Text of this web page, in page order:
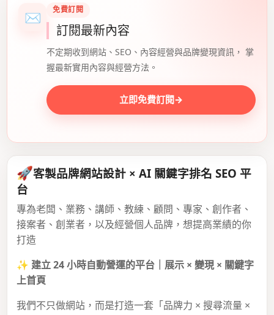
✉ 免費訂閱
訂閱最新內容
不定期收到網站、SEO、內容經營與品牌變現資訊， 掌
握最新實用內容與經營方法。
立即免費訂閱→
🚀客製品牌網站設計 × AI 關鍵字排名 SEO 平
台
專為老闆、業務、講師、教練、顧問、專家、創作者、
接案者、創業者，以及經營個人品牌，想提高業績的你
打造
✨ 建立 24 小時自動營運的平台｜展示 × 變現 × 關鍵字
上首頁
我們不只做網站，而是打造一套「品牌力 × 搜尋流量 ×